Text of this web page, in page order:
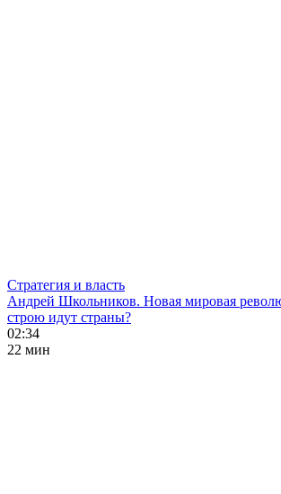
Стратегия и власть
Андрей Школьников. Новая мировая
строю идут страны?
02:34
22 мин